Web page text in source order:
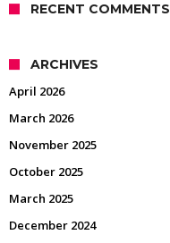
RECENT COMMENTS
ARCHIVES
April 2026
March 2026
November 2025
October 2025
March 2025
December 2024